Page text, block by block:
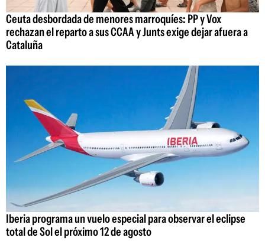
Ceuta desbordada de menores marroquíes: PP y Vox
rechazan el reparto a sus CCAA y Junts exige dejar afuera a
Cataluña
Iberia programa un vuelo especial para observar el eclipse
total de Sol el próximo 12 de agosto